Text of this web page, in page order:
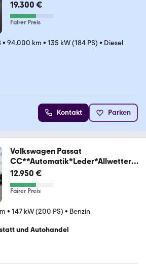
19.300 €
Fairer Preis
• 94.000 km • 135 kW (184 PS) • Diesel
Kontakt Parken
Volkswagen Passat
CC**Automatik*Leder*Allwetter*
Xenon**
12.950 €
Fairer Preis
• 147 kW (200 PS) • Benzin
und Autohandel